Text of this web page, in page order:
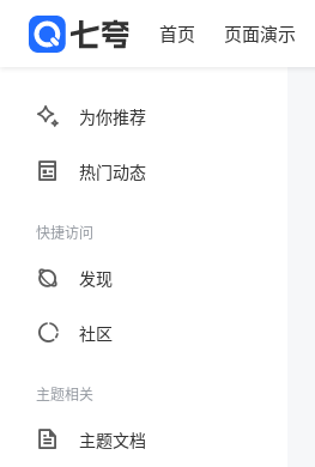
首页 页面演示
为你推荐
热门动态
快捷访问
发现
社区
主题相关
主题文档